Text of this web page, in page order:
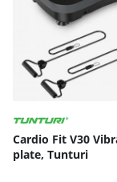
Cardio Fit V30
plate, Tunturi